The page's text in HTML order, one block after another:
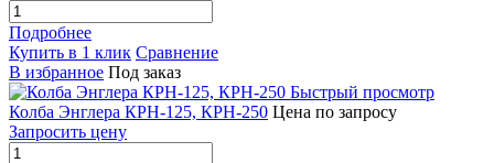
Подробнее
Купить в 1 клик Сравнение
В избранное Под заказ
Быстрый просмотр
Колба Энглера КРН-125, КРН-250 Цена по запросу
Запросить цену